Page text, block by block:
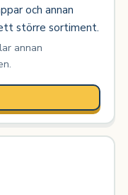
och annan
större sortiment.
annan